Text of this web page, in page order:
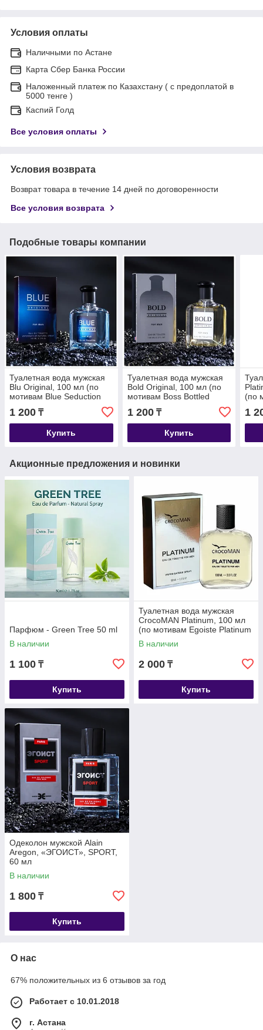
Условия оплаты
Наличными по Астане
Карта Сбер Банка России
Наложенный платеж по Казахстану ( с предоплатой в
5000 тенге )
Каспий Голд
Все условия оплаты
Условия возврата
Возврат товара в течение 14 дней по договоренности
Все условия возврата
Подобные товары компании
Туалетная вода мужская
Blu Original, 100 мл (по
мотивам Blue Seduction
(A.Banderas)
1 200 ₸
Купить
Туалетная вода мужская
Bold Original, 100 мл (по
мотивам Boss Bottled
(H.Boss)
1 200₸
Купить
(по
1
Акционные предложения и новинки
Парфюм - Green Tree 50 ml
В наличии
1 100 ₸
Купить
Туалетная вода мужская
CrocoMAN Platinum, 100 мл
(по мотивам Egoiste Platinum
(Chanel)
В наличии
2 000 ₸
Купить
Одеколон мужской Alain
Aregon, «ЭГОИСТ», SPORT,
60 мл
В наличии
1 800 ₸
Купить
О нас
67% положительных из 6 отзывов за год
Работает с 10.01.2018
г. Астана